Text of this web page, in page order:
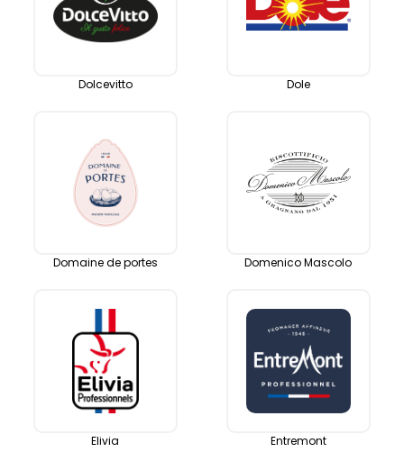
Dolcevitto Dole
Domaine de portes Domenico Mascolo
Elivia Entremont